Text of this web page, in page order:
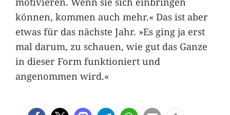
können, kommen auch mehr.« Das ist aber
etwas für das nächste Jahr. »Es ging ja erst
mal darum, zu schauen, wie gut das Ganze
in dieser Form funktioniert und
angenommen wird.«